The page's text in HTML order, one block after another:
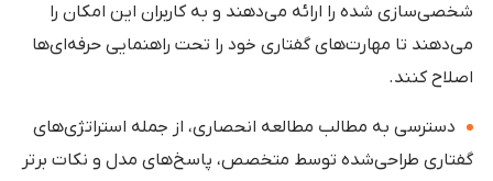
شخصی‌سازی شده را ارائه می‌دهند و به کاربران این امکان را
می‌دهند تا مهارت‌های گفتاری خود را تحت راهنمایی حرفه‌ای‌ها
اصلاح کنند.
دسترسی به مطالب مطالعه انحصاری، از جمله استراتژی‌های
گفتاری طراحی‌شده توسط متخصص، پاسخ‌های مدل و نکات برتر